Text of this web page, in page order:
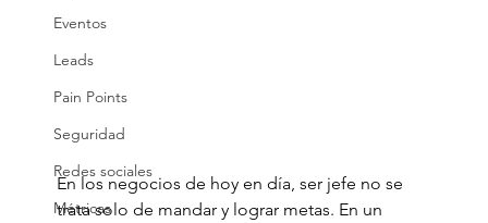
Eventos
Leads
Pain Points
Seguridad
Redes sociales
Métricas
En los negocios de hoy en día, ser jefe no se
trata solo de mandar y lograr metas. En un